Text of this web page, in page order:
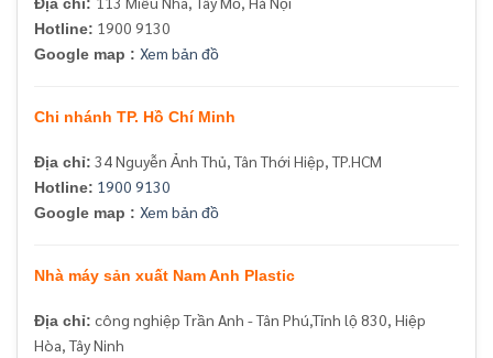
Hotline: 1900 9130
Google map : Xem bản đồ
Chi nhánh TP. Hồ Chí Minh
Địa chỉ: 34 Nguyễn Ảnh Thủ, Tân Thới Hiệp, TP.HCM
Hotline: 1900 9130
Google map : Xem bản đồ
Nhà máy sản xuất Nam Anh Plastic
Địa chỉ: công nghiệp Trần Anh - Tân Phú,Tỉnh lộ 830, Hiệp
Hòa, Tây Ninh